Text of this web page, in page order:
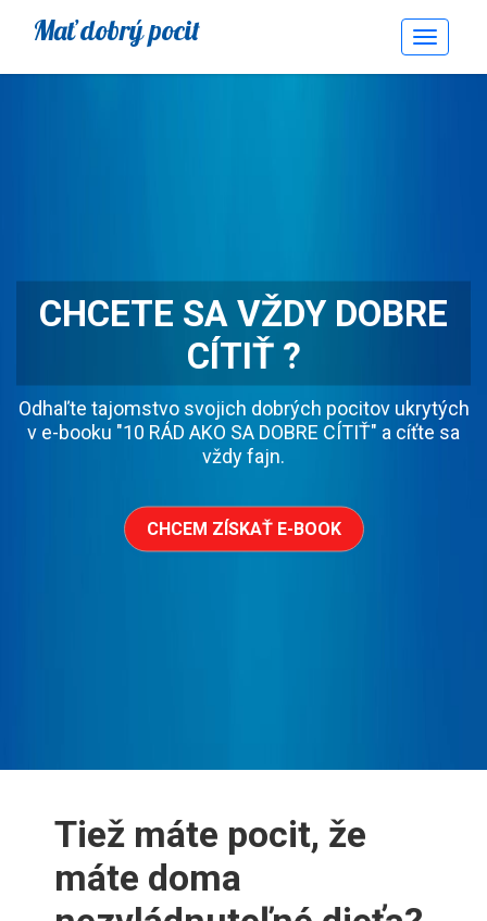
CHCETE SA VŽDY DOBRE
CÍTIŤ ?
Odhaľte tajomstvo svojich dobrých pocitov ukrytých
v e-booku "10 RÁD AKO SA DOBRE CÍTIŤ" a cíťte sa
vždy fajn.
CHCEM ZÍSKAŤ E-BOOK
Mať dobrý pocit
Toggle
Tiež máte pocit, že
máte doma